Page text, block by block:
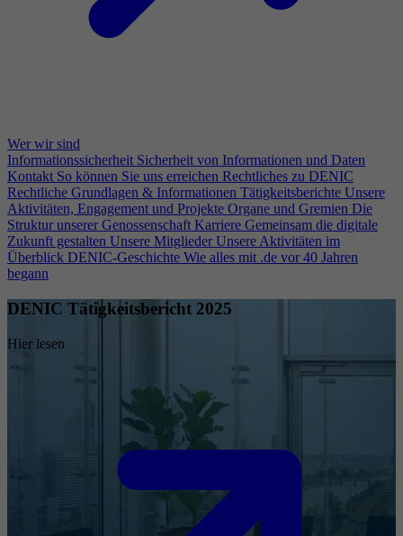
Wer wir sind
Informationssicherheit Sicherheit von Informationen und Daten
Kontakt So können Sie uns erreichen Rechtliches zu DENIC
Rechtliche Grundlagen & Informationen Tätigkeitsberichte Unsere
Aktivitäten, Engagement und Projekte Organe und Gremien Die
Struktur unserer Genossenschaft Karriere Gemeinsam die digitale
Zukunft gestalten Unsere Mitglieder Unsere Aktivitäten im
Überblick DENIC-Geschichte Wie alles mit .de vor 40 Jahren
begann
DENIC Tätigkeitsbericht 2025
Hier lesen